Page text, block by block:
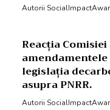
Autorii
Reacția
legislația
asupra PNRR.
Autorii